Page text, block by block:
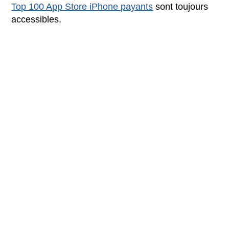
Top 100 App Store iPhone payants sont toujours
accessibles.